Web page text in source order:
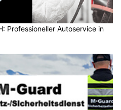
Professioneller Autoservice in